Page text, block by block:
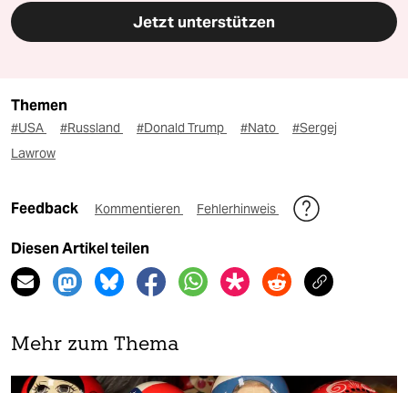
Jetzt unterstützen
Themen
#USA #Russland #Donald Trump #Nato
#Sergej
Lawrow
Feedback Kommentieren Fehlerhinweis
Diesen Artikel teilen
Mehr zum Thema